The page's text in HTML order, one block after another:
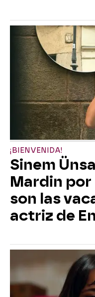
¡BIENVENIDA!
Sinem
Mardin por
son las
actriz de